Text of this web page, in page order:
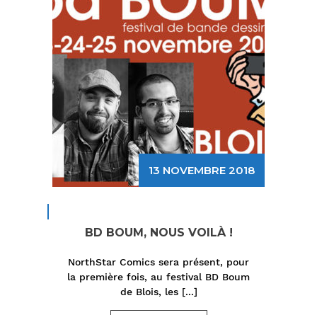
13 NOVEMBRE 2018
BD BOUM, NOUS VOILÀ !
NorthStar Comics sera présent, pour
la première fois, au festival BD Boum
de Blois, les [...]